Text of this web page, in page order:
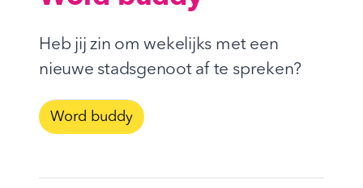
Heb jij zin om wekelijks met een
nieuwe stadsgenoot af te spreken?
Word buddy